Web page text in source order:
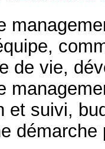
de vie,
et suivi,